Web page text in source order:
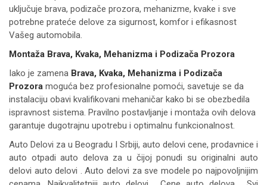
uključuje brava, podizače prozora, mehanizme, kvake i sve
potrebne prateće delove za sigurnost, komfor i efikasnost
Vašeg automobila.
Montaža Brava, Kvaka, Mehanizma i Podizača Prozora
Iako je zamena Brava, Kvaka, Mehanizma i Podizača
Prozora moguća bez profesionalne pomoći, savetuje se da
instalaciju obavi kvalifikovani mehaničar kako bi se obezbedila
ispravnost sistema. Pravilno postavljanje i montaža ovih delova
garantuje dugotrajnu upotrebu i optimalnu funkcionalnost.
Auto Delovi za u Beogradu I Srbiji, auto delovi cene, prodavnice i
auto otpadi auto delova za u čijoj ponudi su originalni auto
delovi auto delovi . Auto delovi za sve modele po najpovoljnijim